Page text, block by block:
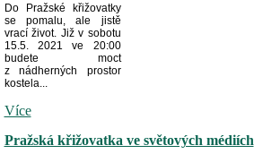
Do Pražské křižovatky
se pomalu, ale jistě
vrací život. Již v sobotu
15.5. 2021 ve 20:00
budete moct
z nádherných prostor
kostela...
Více
Pražská křižovatka ve světových médiích